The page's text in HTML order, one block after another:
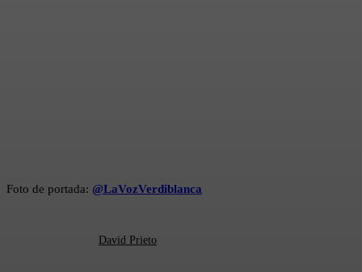
Foto de portada: @LaVozVerdiblanca
David Prieto